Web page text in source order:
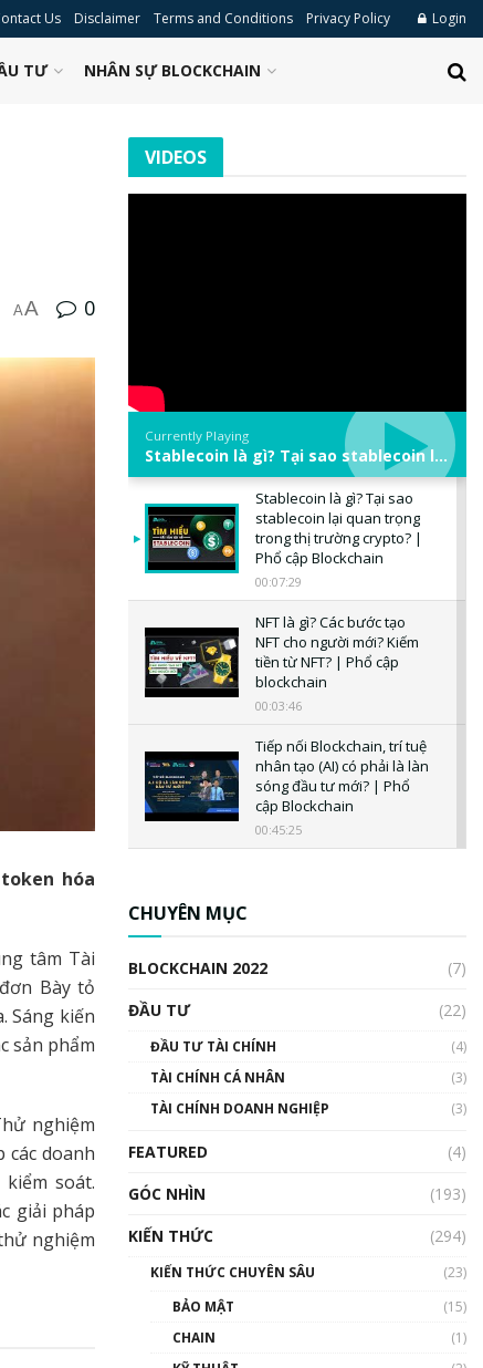
Us Disclaimer Terms and Conditions Privacy Policy Login
TƯ NHÂN SỰ BLOCKCHAIN
AA 0
hóa
tâm Tài
Bày tỏ
Sáng kiến
sản phẩm
nghiệm
các doanh
soát.
giải pháp
nghiệm
VIDEOS
Currently Playing
Stablecoin là gì? Tại sao stablecoin lại quan trọng trong thị trường crypto? | Phổ cập Blockchain
Stablecoin là gì? Tại sao
stablecoin lại quan trọng
trong thị trường crypto? |
Phổ cập Blockchain
00:07:29
NFT là gì? Các bước tạo
NFT cho người mới? Kiếm
tiền từ NFT? | Phổ cập
blockchain
00:03:46
Tiếp nối Blockchain, trí tuệ
nhân tạo (AI) có phải là làn
sóng đầu tư mới? | Phổ
cập Blockchain
00:45:25
uptrend trong năm 2023? |
Phổ cập Blockchain
00:02:14
Nhìn lại năm 2022: Những
nhân vật ảnh hưởng nhất
hệ sinh thái tiền mã hoá |
CHUYÊN MỤC
BLOCKCHAIN 2022
(7)
ĐẦU TƯ
(22)
ĐẦU TƯ TÀI CHÍNH
(4)
TÀI CHÍNH CÁ NHÂN
(3)
TÀI CHÍNH DOANH NGHIỆP
(3)
FEATURED
(4)
GÓC NHÌN
(193)
KIẾN THỨC
(294)
KIẾN THỨC CHUYÊN SÂU
(23)
BẢO MẬT
(15)
CHAIN
(1)